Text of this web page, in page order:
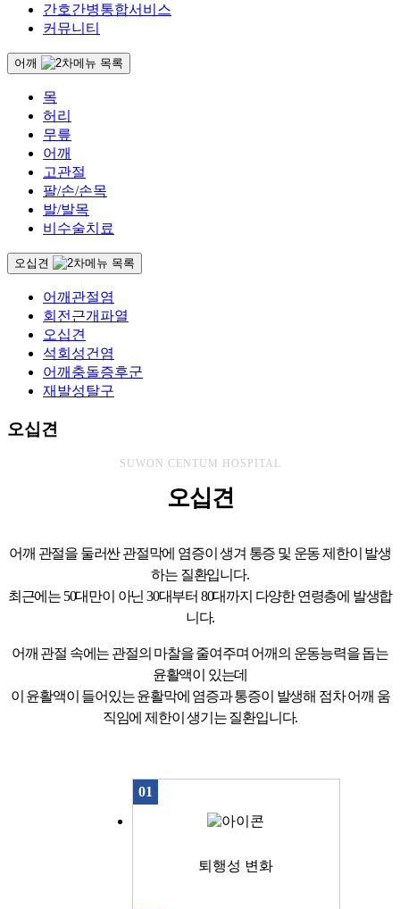
간호간병통합서비스
커뮤니티
어깨
목
허리
무릎
어깨
고관절
팔/손/손목
발/발목
비수술치료
오십견
어깨관절염
회전근개파열
오십견
석회성건염
어깨충돌증후군
재발성탈구
오십견
SUWON CENTUM HOSPITAL
오십견
어깨 관절을 둘러싼 관절막에 염증이 생겨 통증 및 운동 제한이 발생
하는 질환입니다.
최근에는 50대만이 아닌 30대부터 80대까지 다양한 연령층에 발생합
니다.
어깨 관절 속에는 관절의 마찰을 줄여주며 어깨의 운동능력을 돕는
윤활액이 있는데
이 윤활액이 들어있는 윤활막에 염증과 통증이 발생해 점차 어깨 움
직임에 제한이 생기는 질환입니다.
01
퇴행성 변화